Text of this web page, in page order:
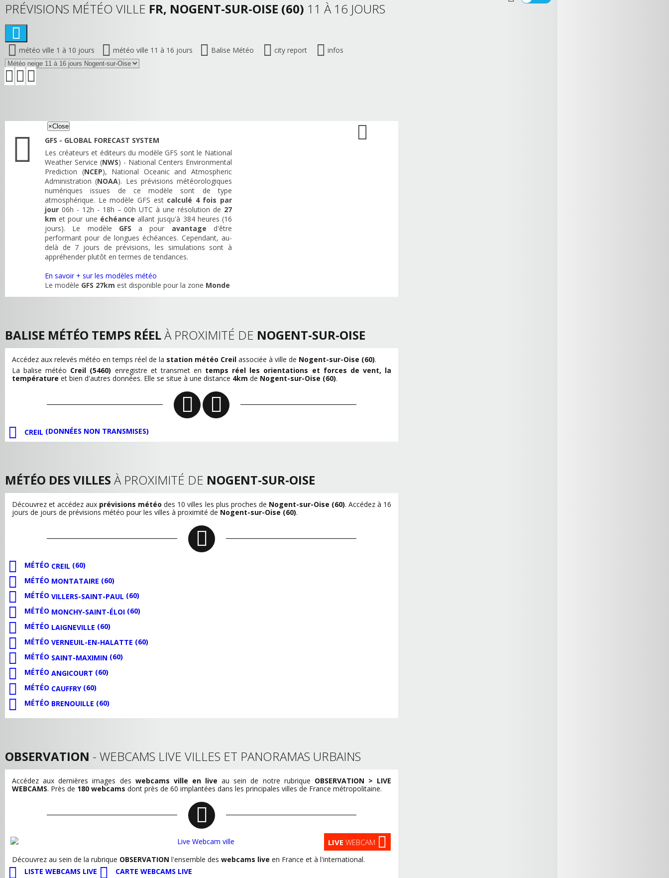
PRÉVISIONS MÉTÉO VILLE FR, NOGENT-SUR-OISE (60) 11 À 16 JOURS
météo ville 1 à 10 jours météo ville 11 à 16 jours Balise Météo city report infos
×Close
GFS - GLOBAL FORECAST SYSTEM
Les créateurs et éditeurs du modèle GFS sont le National
Weather Service (NWS) - National Centers Environmental
Prediction (NCEP), National Oceanic and Atmospheric
Administration (NOAA). Les prévisions météorologiques
numériques issues de ce modèle sont de type
atmosphérique. Le modèle GFS est calculé 4 fois par
jour 06h - 12h - 18h – 00h UTC à une résolution de 27
km et pour une échéance allant jusqu'à 384 heures (16
jours). Le modèle GFS a pour avantage d'être
performant pour de longues échéances. Cependant, au-
delà de 7 jours de prévisions, les simulations sont à
appréhender plutôt en termes de tendances.
En savoir + sur les modèles météo
Le modèle GFS 27km est disponible pour la zone Monde
BALISE MÉTÉO TEMPS RÉELÀ PROXIMITÉ DE NOGENT-SUR-OISE
Accédez aux relevés météo en temps réel de la station météo Creil associée à ville de Nogent-sur-Oise (60).
La balise météo Creil (5460) enregistre et transmet en temps réel les orientations et forces de vent, la
température et bien d'autres données. Elle se situe à une distance 4km de Nogent-sur-Oise (60).
CREIL (DONNÉES NON TRANSMISES)
MÉTÉO DES VILLES À PROXIMITÉ DE NOGENT-SUR-OISE
Découvrez et accédez aux prévisions météo des 10 villes les plus proches de Nogent-sur-Oise (60). Accédez à 16
jours de jours de prévisions météo pour les villes à proximité de Nogent-sur-Oise (60).
MÉTÉO CREIL (60)
MÉTÉO MONTATAIRE (60)
MÉTÉO VILLERS-SAINT-PAUL (60)
MÉTÉO MONCHY-SAINT-ÉLOI (60)
MÉTÉO LAIGNEVILLE (60)
MÉTÉO VERNEUIL-EN-HALATTE (60)
MÉTÉO SAINT-MAXIMIN (60)
MÉTÉO ANGICOURT (60)
MÉTÉO CAUFFRY (60)
MÉTÉO BRENOUILLE (60)
OBSERVATION - WEBCAMS LIVE VILLES ET PANORAMAS URBAINS
Accédez aux dernières images des webcams ville en live au sein de notre rubrique OBSERVATION > LIVE
WEBCAMS. Près de 180 webcams dont près de 60 implantées dans les principales villes de France métropolitaine.
LIVE WEBCAM
Découvrez au sein de la rubrique OBSERVATION l'ensemble des webcams live en France et à l'international.
LISTE WEBCAMS LIVE
CARTE WEBCAMS LIVE